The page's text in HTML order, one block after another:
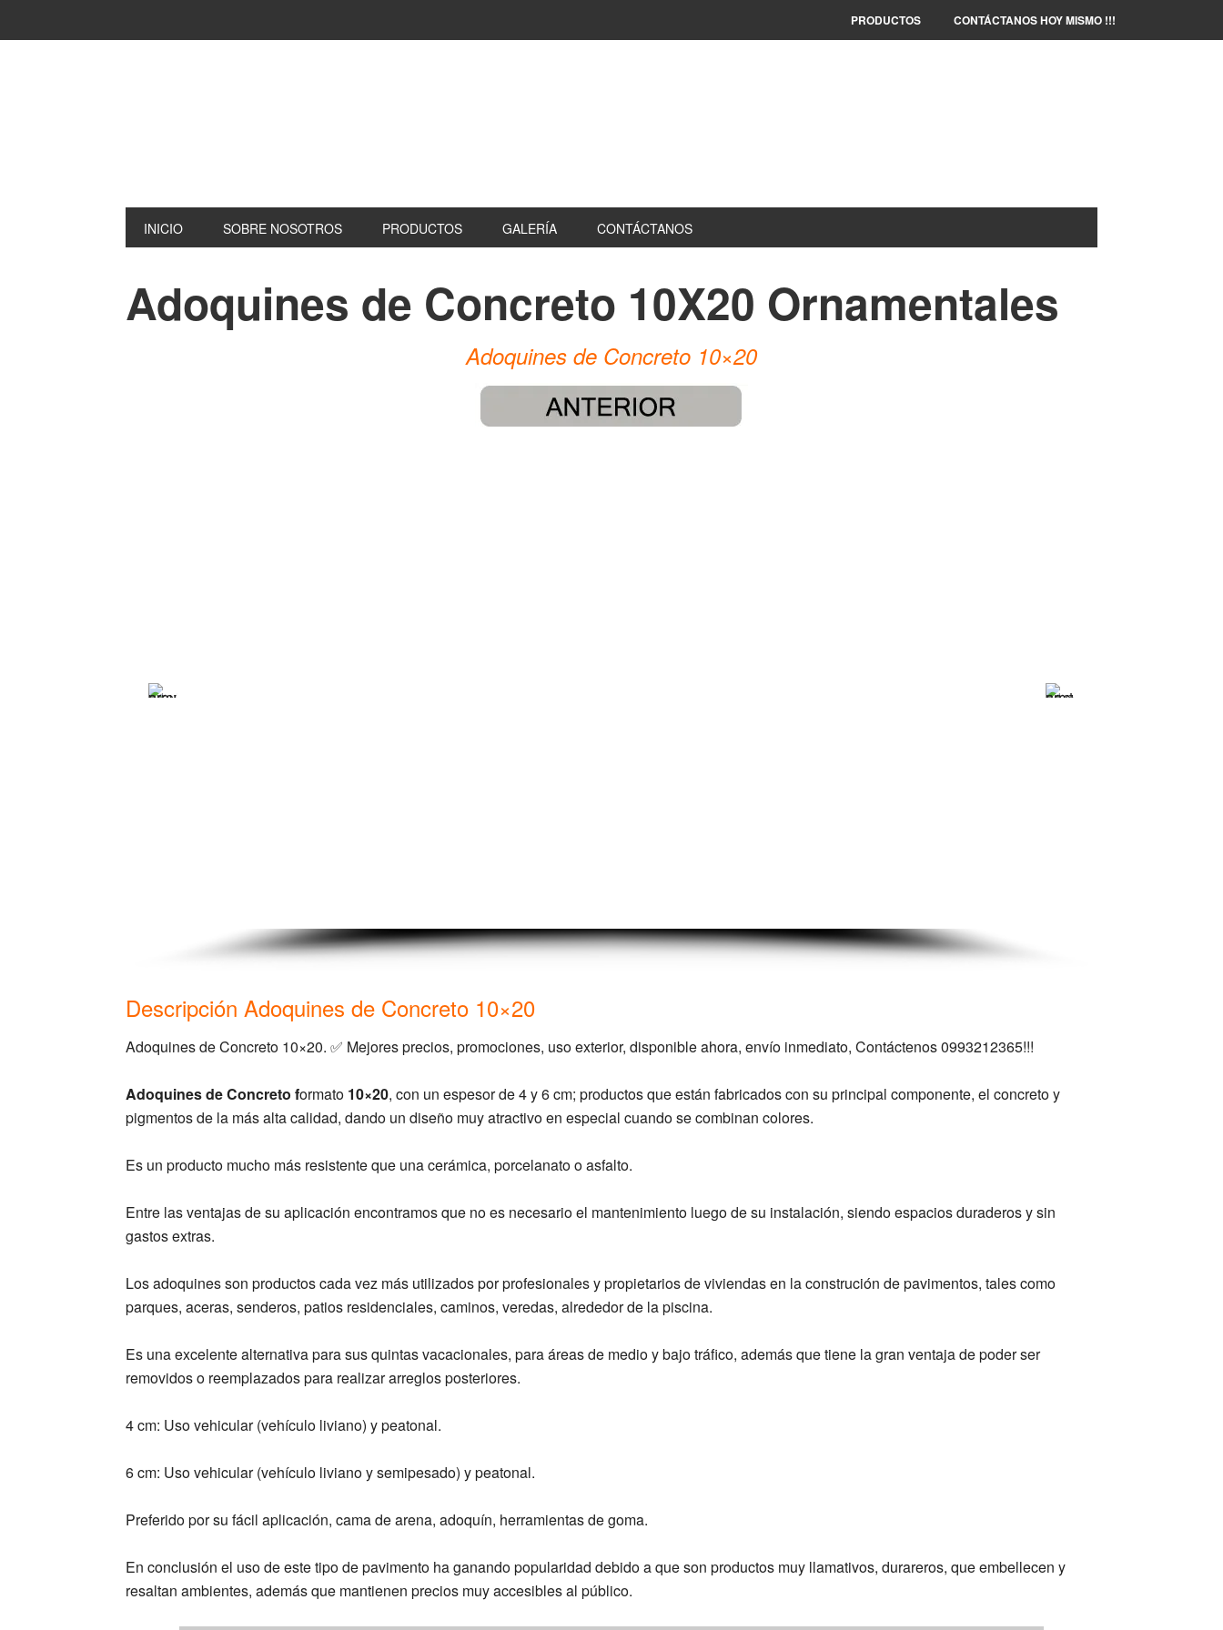
PRODUCTOS CONTÁCTANOS HOY MISMO !!!
INICIO SOBRE NOSOTROS PRODUCTOS GALERÍA CONTÁCTANOS
Adoquines de Concreto 10X20 Ornamentales
Adoquines de Concreto 10×20
Descripción Adoquines de Concreto 10×20
Adoquines de Concreto 10×20. ✅ Mejores precios, promociones, uso exterior, disponible ahora, envío inmediato, Contáctenos 0993212365!!!
Adoquines de Concreto formato 10×20, con un espesor de 4 y 6 cm; productos que están fabricados con su principal componente, el concreto y
pigmentos de la más alta calidad, dando un diseño muy atractivo en especial cuando se combinan colores.
Es un producto mucho más resistente que una cerámica, porcelanato o asfalto.
Entre las ventajas de su aplicación encontramos que no es necesario el mantenimiento luego de su instalación, siendo espacios duraderos y sin
gastos extras.
Los adoquines son productos cada vez más utilizados por profesionales y propietarios de viviendas en la construción de pavimentos, tales como
parques, aceras, senderos, patios residenciales, caminos, veredas, alrededor de la piscina.
Es una excelente alternativa para sus quintas vacacionales, para áreas de medio y bajo tráfico, además que tiene la gran ventaja de poder ser
removidos o reemplazados para realizar arreglos posteriores.
4 cm: Uso vehicular (vehículo liviano) y peatonal.
6 cm: Uso vehicular (vehículo liviano y semipesado) y peatonal.
Preferido por su fácil aplicación, cama de arena, adoquín, herramientas de goma.
En conclusión el uso de este tipo de pavimento ha ganando popularidad debido a que son productos muy llamativos, durareros, que embellecen y
resaltan ambientes, además que mantienen precios muy accesibles al público.